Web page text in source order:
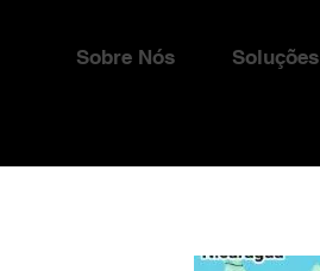
Sobre Nós Soluções